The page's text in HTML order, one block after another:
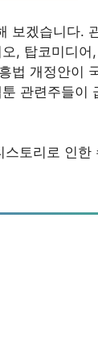
보겠습니다.
, 탑코미디
법 개정안이
관련주들이
스토리로 인한